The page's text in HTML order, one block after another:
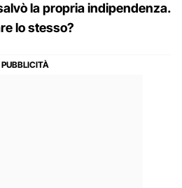
la propria indipendenza.
lo stesso?